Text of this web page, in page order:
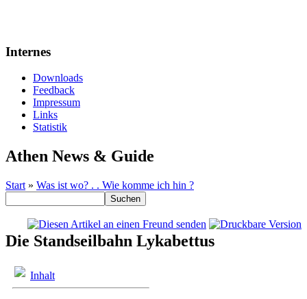
Internes
Downloads
Feedback
Impressum
Links
Statistik
Athen News & Guide
Start » Was ist wo? . . Wie komme ich hin ?
Die Standseilbahn Lykabettus
Inhalt